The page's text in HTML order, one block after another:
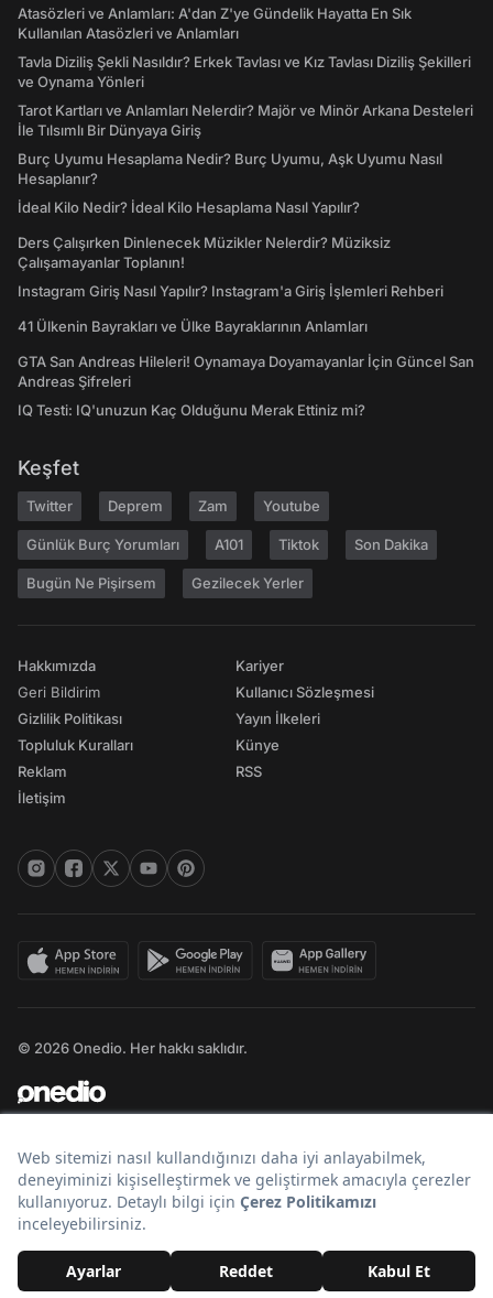
Atasözleri ve Anlamları: A'dan Z'ye Gündelik Hayatta En Sık
Kullanılan Atasözleri ve Anlamları
Tavla Diziliş Şekli Nasıldır? Erkek Tavlası ve Kız Tavlası Diziliş Şekilleri
ve Oynama Yönleri
Tarot Kartları ve Anlamları Nelerdir? Majör ve Minör Arkana Desteleri
İle Tılsımlı Bir Dünyaya Giriş
Burç Uyumu Hesaplama Nedir? Burç Uyumu, Aşk Uyumu Nasıl
Hesaplanır?
İdeal Kilo Nedir? İdeal Kilo Hesaplama Nasıl Yapılır?
Ders Çalışırken Dinlenecek Müzikler Nelerdir? Müziksiz
Çalışamayanlar Toplanın!
Instagram Giriş Nasıl Yapılır? Instagram'a Giriş İşlemleri Rehberi
41 Ülkenin Bayrakları ve Ülke Bayraklarının Anlamları
GTA San Andreas Hileleri! Oynamaya Doyamayanlar İçin Güncel San
Andreas Şifreleri
IQ Testi: IQ'unuzun Kaç Olduğunu Merak Ettiniz mi?
Keşfet
Twitter Deprem Zam Youtube
Günlük Burç Yorumları A101 Tiktok Son Dakika
Bugün Ne Pişirsem Gezilecek Yerler
Hakkımızda
Geri Bildirim
Gizlilik Politikası
Topluluk Kuralları
Reklam
İletişim
Kariyer
Kullanıcı Sözleşmesi
Yayın İlkeleri
Künye
RSS
© 2026 Onedio. Her hakkı saklıdır.
Bir markasıdır.